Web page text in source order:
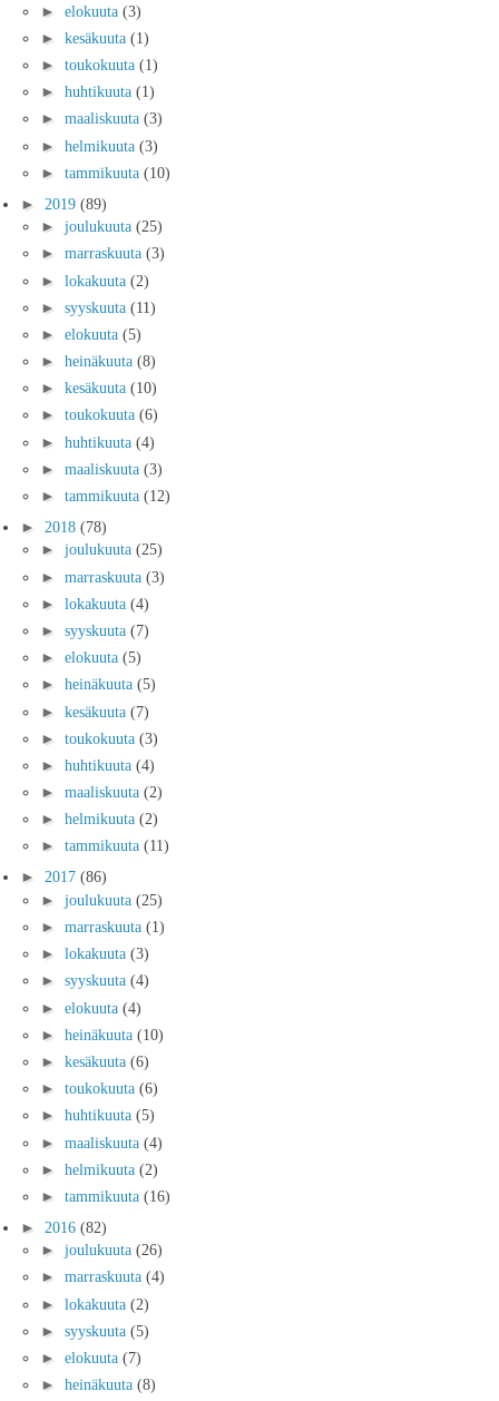
► elokuuta (3)
► kesäkuuta (1)
► toukokuuta (1)
► huhtikuuta (1)
► maaliskuuta (3)
► helmikuuta (3)
► tammikuuta (10)
► 2019 (89)
► joulukuuta (25)
► marraskuuta (3)
► lokakuuta (2)
► syyskuuta (11)
► elokuuta (5)
► heinäkuuta (8)
► kesäkuuta (10)
► toukokuuta (6)
► huhtikuuta (4)
► maaliskuuta (3)
► tammikuuta (12)
► 2018 (78)
► joulukuuta (25)
► marraskuuta (3)
► lokakuuta (4)
► syyskuuta (7)
► elokuuta (5)
► heinäkuuta (5)
► kesäkuuta (7)
► toukokuuta (3)
► huhtikuuta (4)
► maaliskuuta (2)
► helmikuuta (2)
► tammikuuta (11)
► 2017 (86)
► joulukuuta (25)
► marraskuuta (1)
► lokakuuta (3)
► syyskuuta (4)
► elokuuta (4)
► heinäkuuta (10)
► kesäkuuta (6)
► toukokuuta (6)
► huhtikuuta (5)
► maaliskuuta (4)
► helmikuuta (2)
► tammikuuta (16)
► 2016 (82)
► joulukuuta (26)
► marraskuuta (4)
► lokakuuta (2)
► syyskuuta (5)
► elokuuta (7)
► heinäkuuta (8)